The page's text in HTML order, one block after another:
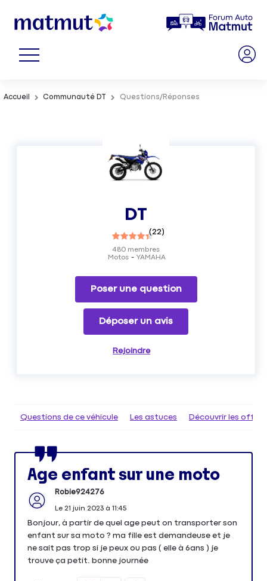
Accueil Communauté DT Questions/Réponses
DT
(22)
Motos YAMAHA
480membres
Poser une question
Déposer un avis
Rejoindre
Questions de ce véhicule Les astuces Découvrir les
Age enfant sur une moto
Robie924276
Le 21 juin 2023à 11:45
Bonjour, à partir de quel age peut on transporter son
enfant sur sa moto ? ma fille est demandeuse et je
ne sait pas trop si je peux ou pas ( elle à 6ans ) je
trouve ça petit. bonne journée